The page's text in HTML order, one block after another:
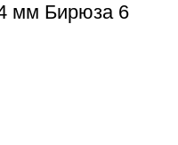
мм Бирюза 6